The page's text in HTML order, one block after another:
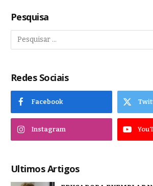
Pesquisa
Redes Sociais
Facebook
Instagram
Ultimos Artigos